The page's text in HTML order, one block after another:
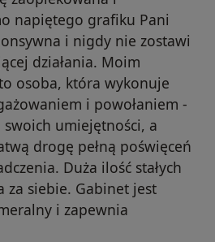
napiętego grafiku Pani
i nigdy nie zostawi
działania. Moim
osoba, która wykonuje
i powołaniem -
umiejętności, a
drogę pełną poświęceń
Duża ilość stałych
za siebie. Gabinet jest
i zapewnia